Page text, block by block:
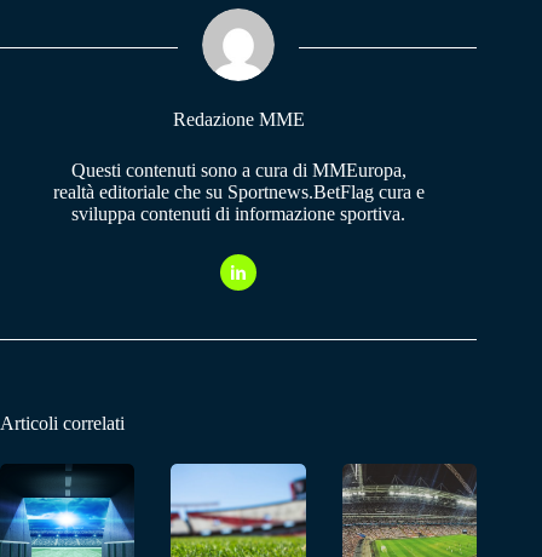
pp m
Redazione MME
Questi contenuti sono a cura di MMEuropa,
realtà editoriale che su Sportnews.BetFlag cura e
sviluppa contenuti di informazione sportiva.
Articoli correlati